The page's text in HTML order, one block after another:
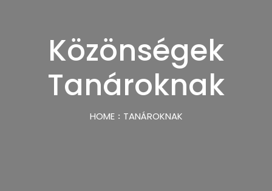
Közönségek
Tanároknak
HOME TANÁROKNAK